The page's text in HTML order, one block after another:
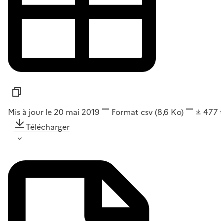
Mis à jour le 20 mai 2019 Format csv(8,6 Ko) 477
Télécharger